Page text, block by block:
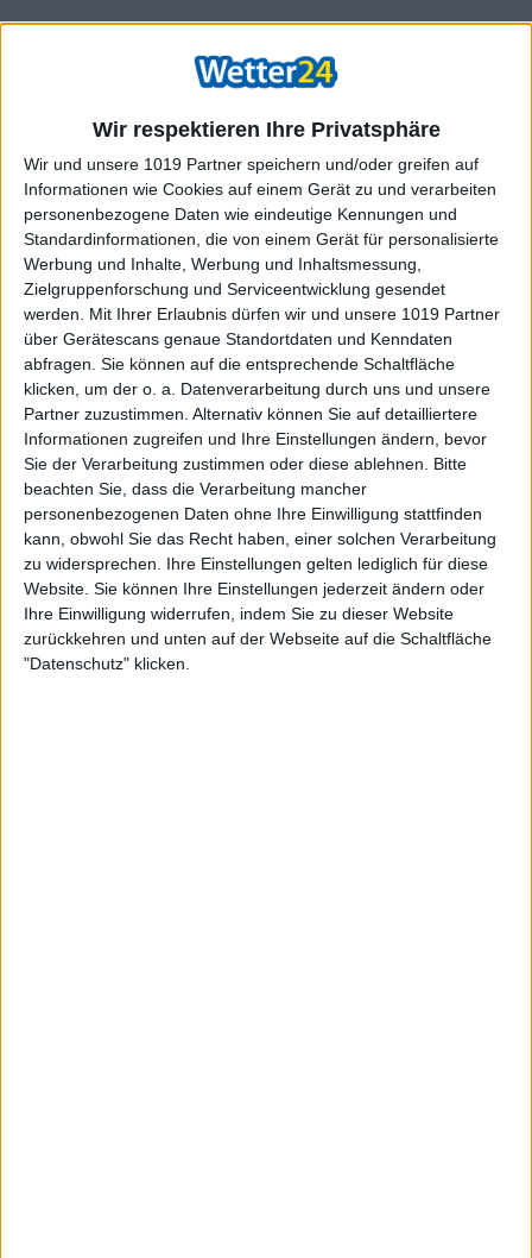
Wir respektieren Ihre Privatsphäre
Wir und unsere 1019 Partner speichern und/oder greifen auf
Informationen wie Cookies auf einem Gerät zu und verarbeiten
personenbezogene Daten wie eindeutige Kennungen und
Standardinformationen, die von einem Gerät für personalisierte
Werbung und Inhalte, Werbung und Inhaltsmessung,
Zielgruppenforschung und Serviceentwicklung gesendet
werden.
Mit Ihrer Erlaubnis dürfen wir und unsere 1019 Partner
über Gerätescans genaue Standortdaten und Kenndaten
abfragen. Sie können auf die entsprechende Schaltfläche
klicken, um der o. a. Datenverarbeitung durch uns und unsere
Partner zuzustimmen. Alternativ können Sie auf detailliertere
Informationen zugreifen und Ihre Einstellungen ändern, bevor
Sie der Verarbeitung zustimmen oder diese ablehnen.
Bitte
beachten Sie, dass die Verarbeitung mancher
personenbezogenen Daten ohne Ihre Einwilligung stattfinden
kann, obwohl Sie das Recht haben, einer solchen Verarbeitung
zu widersprechen. Ihre Einstellungen gelten lediglich für diese
Website. Sie können Ihre Einstellungen jederzeit ändern oder
Ihre Einwilligung widerrufen, indem Sie zu dieser Website
zurückkehren und unten auf der Webseite auf die Schaltfläche
"Datenschutz" klicken.